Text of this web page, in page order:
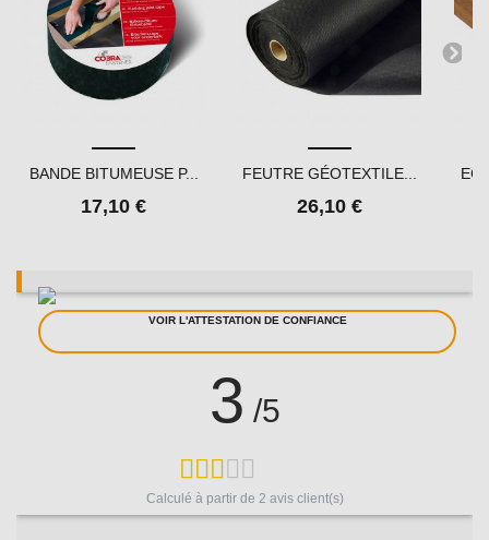
BANDE BITUMEUSE P...
17,10 €
FEUTRE GÉOTEXTILE...
26,10 €
VOIR L'ATTESTATION DE CONFIANCE
3 /5
Calculé à partir de 2 avis client(s)